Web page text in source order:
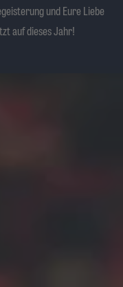
und Eure Liebe
auf dieses Jahr!